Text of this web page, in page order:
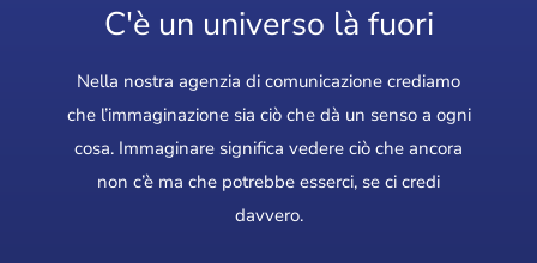
C'è un universo là fuori
Nella nostra agenzia di comunicazione crediamo
che l’immaginazione sia ciò che dà un senso a ogni
cosa. Immaginare significa vedere ciò che ancora
non c’è ma che potrebbe esserci, se ci credi
davvero.